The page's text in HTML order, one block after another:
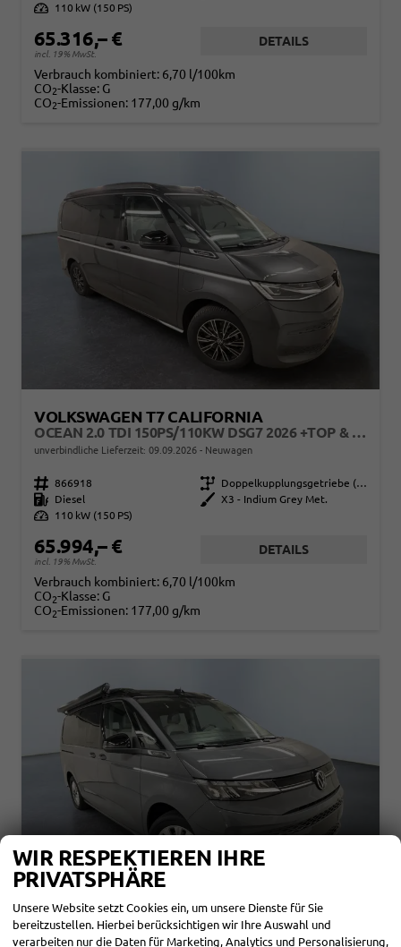
Leistung
110 kW (150 PS)
65.316,– €
incl. 19% MwSt.
DETAILS
Verbrauch kombiniert: 6,70 l/100km
CO2-Klasse: G
CO2-Emissionen: 177,00 g/km
VOLKSWAGEN T7 CALIFORNIA
OCEAN 2.0 TDI 150PS/110KW DSG7 2026 +TOP & PARK PAKET+18" ALU+AHK+TRAVEL ASSIST+EL- HEBEDACH, BASALT GRAU+CAMPINGAUSBAU
unverbindliche Lieferzeit: 09.09.2026 Neuwagen
Fahrzeugnr. 866918 Getriebe
Doppelkupplungsgetriebe (DSG)
Kraftstoff
Diesel Außenfarbe
X3 - Indium Grey Met.
Leistung
110 kW (150 PS)
65.994,– €
incl. 19% MwSt.
DETAILS
Verbrauch kombiniert: 6,70 l/100km
CO2-Klasse: G
CO2-Emissionen: 177,00 g/km
VOLKSWAGEN T7 CALIFORNIA
OCEAN 2.0 TDI 150PS/110KW DSG7 2026 NAVI DISCOVER PRO+FRONTSCHEIBE BEHEIZBAR+TOP & PARK PAKET+18" ALU+AHK+TRAVEL ASSIST+EL- HEBEDACH, BASALT GRAU+CAMPINGAUSBAU
WIR RESPEKTIEREN IHRE
PRIVATSPHÄRE
Unsere Website setzt Cookies ein, um unsere Dienste für Sie
bereitzustellen. Hierbei berücksichtigen wir Ihre Auswahl und
verarbeiten nur die Daten für Marketing, Analytics und Personalisierung,